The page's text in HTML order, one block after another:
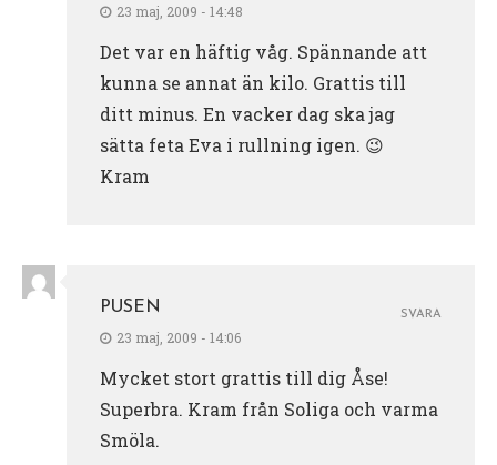
23 maj, 2009 - 14:48
Det var en häftig våg. Spännande att
kunna se annat än kilo. Grattis till
ditt minus. En vacker dag ska jag
sätta feta Eva i rullning igen. 😉
Kram
PUSEN
23 maj, 2009 - 14:06
Mycket stort grattis till dig Åse!
Superbra. Kram från Soliga och varma
Smöla.
SVARA